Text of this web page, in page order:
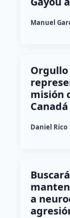
Manuel
misión
Canadá
Daniel Rico
a